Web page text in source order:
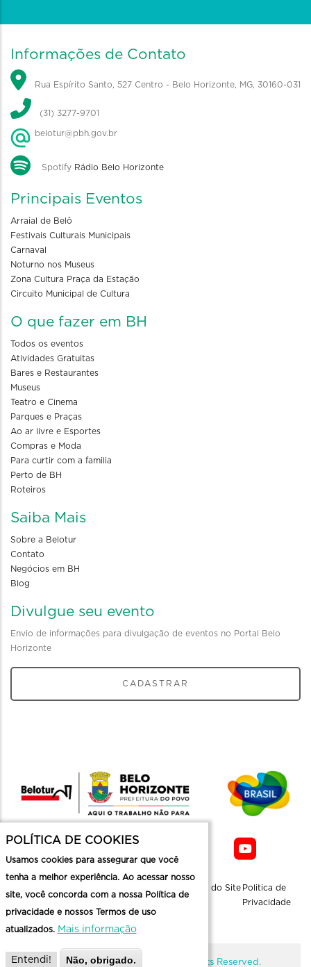
Informações de Contato
Rua Espírito Santo, 527 Centro - Belo Horizonte, MG, 30160-031
(31) 3277-9701
belotur@pbh.gov.br
Spotify Rádio Belo Horizonte
Principais Eventos
Arraial de Belô
Festivais Culturais Municipais
Carnaval
Noturno nos Museus
Zona Cultura Praça da Estação
Circuito Municipal de Cultura
O que fazer em BH
Todos os eventos
Atividades Gratuitas
Bares e Restaurantes
Museus
Teatro e Cinema
Parques e Praças
Ao ar livre e Esportes
Compras e Moda
Para curtir com a familia
Perto de BH
Roteiros
Saiba Mais
Sobre a Belotur
Contato
Negócios em BH
Blog
Divulgue seu evento
Envio de informações para divulgação de eventos no Portal Belo
Horizonte
CADASTRAR
Mapa do Site Politica de
Privacidade
@ Copyright Belotur 2026. All Rights Reserved.
POLÍTICA DE COOKIES
Usamos cookies para assegurar que você
tenha a melhor experiência. Ao acessar nosso
site, você concorda com a nossa Política de
privacidade e nossos Termos de uso
atualizados. Mais informação
Entendi! Não, obrigado.